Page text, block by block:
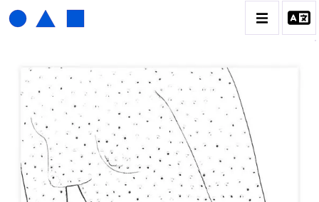
HENRI FOUCAULT
BIOGRAPHIE
CATALOGUE DES OEUVRES